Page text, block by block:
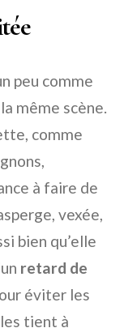
peu comme
même scène.
comme
à faire de
vexée,
bien qu’elle
retard de
éviter les
tient à